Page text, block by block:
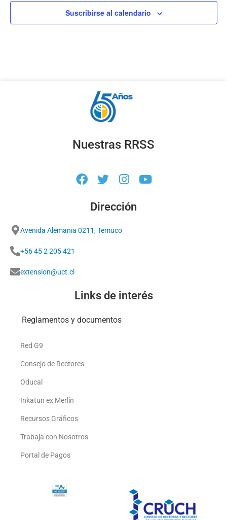
Suscribirse al calendario
Nuestras RRSS
Dirección
Avenida Alemania 0211, Temuco
+56 45 2 205 421
extension@uct.cl
Links de interés
Reglamentos y documentos
Red G9
Consejo de Rectores
Oducal
Inkatun ex Merlín
Recursos Gráficos
Trabaja con Nosotros
Portal de Pagos